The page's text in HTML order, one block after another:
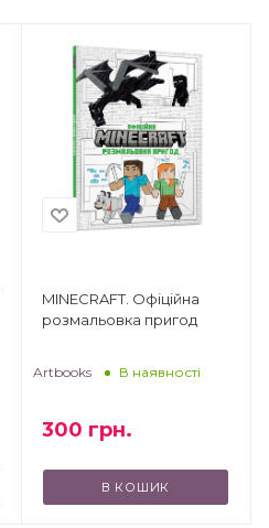
MINECRAFT. Офіційна
розмальовка пригод
Artbooks В наявності
300 грн.
В КОШИК